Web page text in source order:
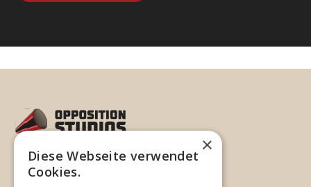
2026Opposition Studios ×
Diese Webseite verwendet
Cookies.